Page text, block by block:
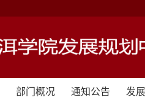
部门概况 通知公告 发